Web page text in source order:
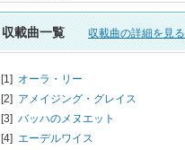
収載曲一覧 収載曲の詳細を見る
[1] オーラ・リー
[2] アメイジング・グレイス
[3] バッハのメヌエット
[4] エーデルワイス